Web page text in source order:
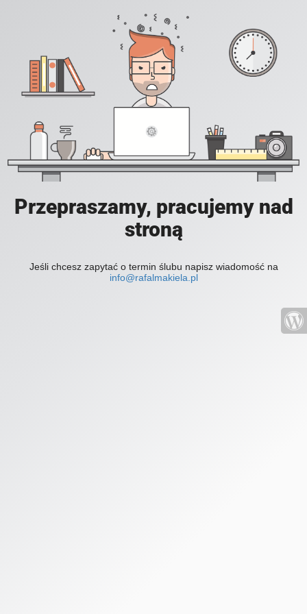
Przepraszamy, pracujemy nad
stroną
Jeśli chcesz zapytać o termin ślubu napisz wiadomość na
info@rafalmakiela.pl